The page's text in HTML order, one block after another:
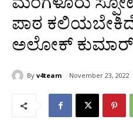
ಪಾಠ
ಅಲೋಕ್ ಕುಮಾರ್
By v4team November 23, 2022